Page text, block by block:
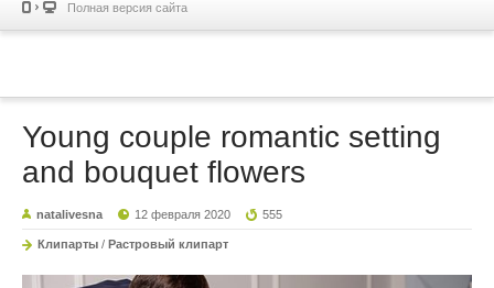
Полная версия сайта
Young couple romantic setting
and bouquet flowers
natalivesna 12 февраля 2020 555
Клипарты / Растровый клипарт